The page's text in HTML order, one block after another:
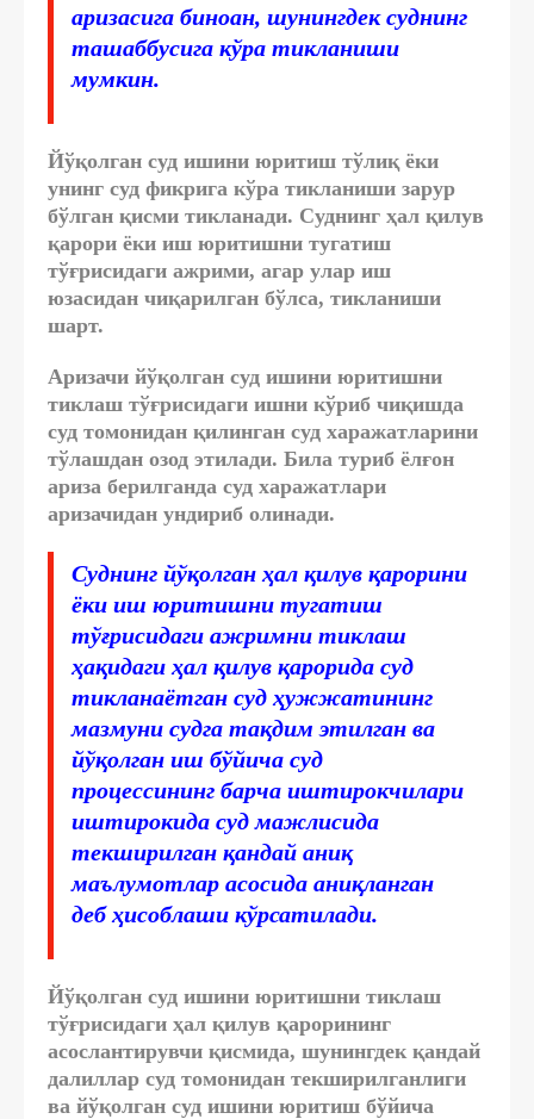
аризасига биноан, шунингдек суднинг
ташаббусига кўра тикланиши
мумкин.
Йўқолган суд ишини юритиш тўлиқ ёки
унинг суд фикрига кўра тикланиши зарур
бўлган қисми тикланади. Суднинг ҳал қилув
қарори ёки иш юритишни тугатиш
тўғрисидаги ажрими, агар улар иш
юзасидан чиқарилган бўлса, тикланиши
шарт.
Аризачи йўқолган суд ишини юритишни
тиклаш тўғрисидаги ишни кўриб чиқишда
суд томонидан қилинган суд харажатларини
тўлашдан озод этилади. Била туриб ёлғон
ариза берилганда суд харажатлари
аризачидан ундириб олинади.
Суднинг йўқолган ҳал қилув қарорини
ёки иш юритишни тугатиш
тўғрисидаги ажримни тиклаш
ҳақидаги ҳал қилув қарорида суд
тикланаётган суд ҳужжатининг
мазмуни судга тақдим этилган ва
йўқолган иш бўйича суд
процессининг барча иштирокчилари
иштирокида суд мажлисида
текширилган қандай аниқ
маълумотлар асосида аниқланган
деб ҳисоблаши кўрсатилади.
Йўқолган суд ишини юритишни тиклаш
тўғрисидаги ҳал қилув қарорининг
асослантирувчи қисмида, шунингдек қандай
далиллар суд томонидан текширилганлиги
ва йўқолган суд ишини юритиш бўйича